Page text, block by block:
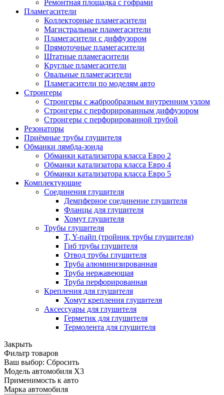
Ремонтная площадка с гофрами
Пламегасители
Коллекторные пламегасители
Магистральные пламегасители
Пламегасители с диффузором
Прямоточные пламегасители
Штатные пламегасители
Круглые пламегасители
Овальные пламегасители
Пламегасители по моделям авто
Стронгеры
Стронгеры с жаброобразным внутренним узлом
Стронгеры с перфорированным диффузором
Стронгеры с перфорированной трубой
Резонаторы
Приёмные трубы глушителя
Обманки лямбда-зонда
Обманки катализатора класса Евро 2
Обманки катализатора класса Евро 4
Обманки катализатора класса Евро 5
Комплектующие
Соединения глушителя
Демпферное соединение глушителя
Фланцы для глушителя
Хомут глушителя
Трубы глушителя
T, Y-пайп (тройник трубы глушителя)
Гиб трубы глушителя
Отвод трубы глушителя
Труба алюминизированная
Труба нержавеющая
Труба перфорированная
Крепления для глушителя
Хомут крепления глушителя
Аксессуары для глушителя
Герметик для глушителя
Термолента для глушителя
Закрыть
Фильтр товаров
Ваш выбор: Сбросить
Модель автомобиля X3
Применимость к авто
Марка автомобиля